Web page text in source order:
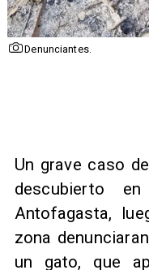
Denunciantes.
Un grave caso
descubierto
Antofagasta,
zona
un gato, que